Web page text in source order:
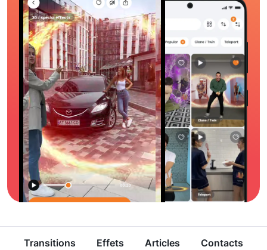
Transitions Effets Articles Contacts